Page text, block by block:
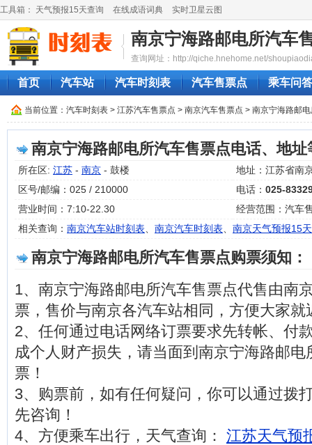
工具箱： 天气预报15天查询 在线成语词典 实时卫星云图
南京宁海路邮电所汽车
查询网址：http://qiche.hnehome.net/
首页 汽车站 汽车时刻表 汽车售票点 乘车问答
当前位置： 汽车时刻表 > 江苏汽车售票点 > 南京汽车售票点 > 南京宁海路邮
南京宁海路邮电所汽车售票点电话、地址
所在区: 江苏 - 南京 - 鼓楼
地址：江苏省南
区号/邮编：025 / 210000
电话： 025-
营业时间：7:10-22.30
经营范围：汽车
相关查询： 南京汽车站时刻表 南京汽车时刻表 南京天气预报15天
南京宁海路邮电所汽车售票点购票须知：
1、南京宁海路邮电所汽车售票点代售由南
票，售价与南京各汽车站相同，方便大家就
2、任何通过电话网络订票要求先转帐、付
成个人财产损失，请当面到南京宁海路邮
票！
3、购票前，如有任何疑问，你可以通过拨
先咨询！
4、方便乘车出行，天气查询： 江苏天气预